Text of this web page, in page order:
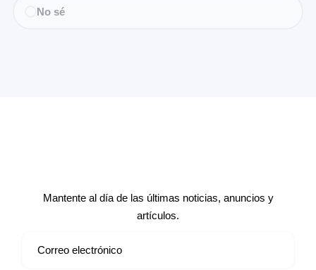
No sé
Mantente al día de las últimas noticias, anuncios y
artículos.